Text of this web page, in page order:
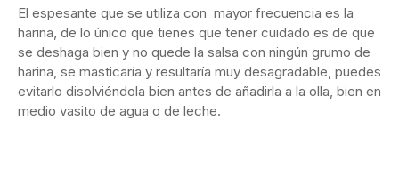
El espesante que se utiliza con mayor frecuencia es la
harina, de lo único que tienes que tener cuidado es de que
se deshaga bien y no quede la salsa con ningún grumo de
harina, se masticaría y resultaría muy desagradable, puedes
evitarlo disolviéndola bien antes de añadirla a la olla, bien en
medio vasito de agua o de leche.